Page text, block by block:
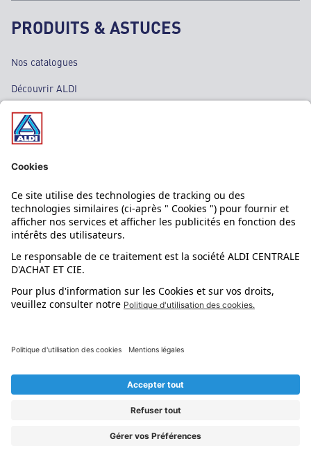
PRODUITS & ASTUCES
Nos catalogues
Découvrir ALDI
Nos bons plans
Nos rayons
Nos marques
Nos astuces
Évènements
L'application mobile